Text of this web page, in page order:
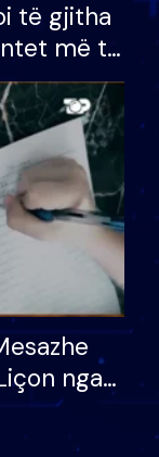
të gjitha
më të
Do më
nga